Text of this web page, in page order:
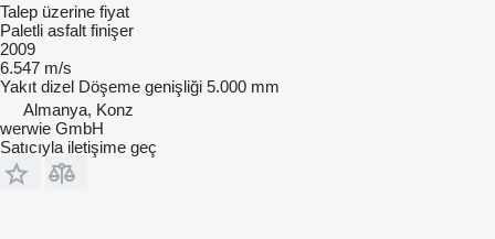
Talep üzerine fiyat
Paletli asfalt finişer
2009
6.547 m/s
Yakıt dizel Döşeme genişliği 5.000 mm
Almanya, Konz
werwie GmbH
Satıcıyla iletişime geç